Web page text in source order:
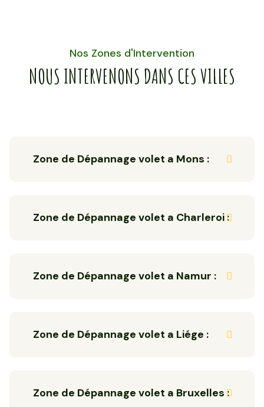
Nos Zones d'Intervention
NOUS INTERVENONS DANS CES VILLES
Zone de Dépannage volet a Mons :
Zone de Dépannage volet a Charleroi :
Zone de Dépannage volet a Namur :
Zone de Dépannage volet a Liége :
Zone de Dépannage volet a Bruxelles :